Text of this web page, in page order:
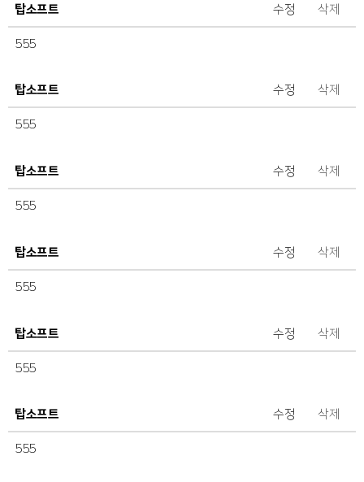
탑소프트 수정 삭제
555
탑소프트 수정 삭제
555
탑소프트 수정 삭제
555
탑소프트 수정 삭제
555
탑소프트 수정 삭제
555
탑소프트 수정 삭제
555